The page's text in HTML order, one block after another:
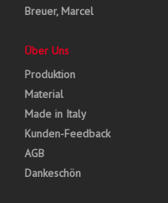
Breuer, Marcel
Über Uns
Produktion
Material
Made in Italy
Kunden-Feedback
AGB
Dankeschön